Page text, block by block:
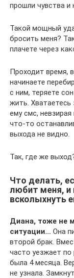
прошли чувства и
Такой мощный
бросить меня?
плачете через
Проходит время,
начинаете
с ним, теряете
жить. Хватаетесь
ему смс,
что-то
выхода не видно.
Так, где же
Что делать,
любит меня, и
всколыхнуть
Диана, тоже не
ситуации… Она
второй брак.
часто уезжает
была 4 месяца.
не узнала.